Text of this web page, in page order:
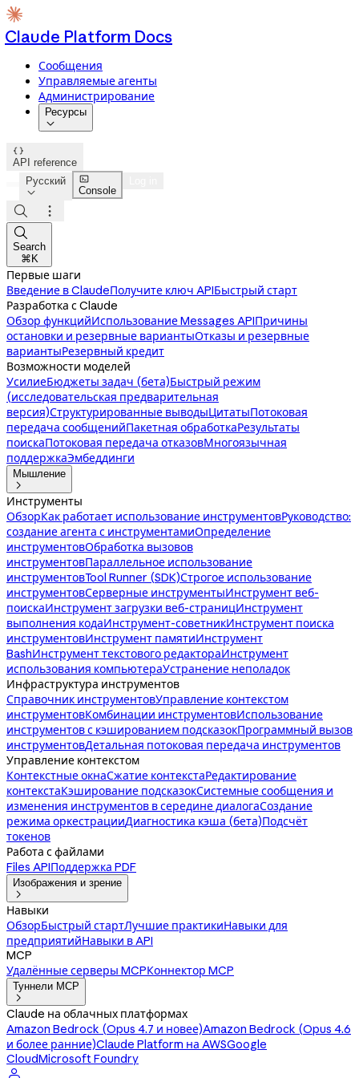
Claude Platform Docs
Сообщения
Управляемые агенты
Администрирование
Ресурсы


API reference
Русский


Console



Search
⌘K
Первые шаги
Введение в ClaudeПолучите ключ APIБыстрый старт
Разработка с Claude
Обзор функцийИспользование Messages APIПричины
остановки и резервные вариантыОтказы и резервные
вариантыРезервный кредит
Возможности моделей
УсилиеБюджеты задач (бета)Быстрый режим
(исследовательская предварительная
версия)Структурированные выводыЦитатыПотоковая
передача сообщенийПакетная обработкаРезультаты
поискаПотоковая передача отказовМногоязычная
поддержкаЭмбеддинги
Мышление

Инструменты
ОбзорКак работает использование инструментовРуководство:
создание агента с инструментамиОпределение
инструментовОбработка вызовов
инструментовПараллельное использование
инструментовTool Runner (SDK)Строгое использование
инструментовСерверные инструментыИнструмент веб-
поискаИнструмент загрузки веб-страницИнструмент
выполнения кодаИнструмент-советникИнструмент поиска
инструментовИнструмент памятиИнструмент
BashИнструмент текстового редактораИнструмент
использования компьютераУстранение неполадок
Инфраструктура инструментов
Справочник инструментовУправление контекстом
инструментовКомбинации инструментовИспользование
инструментов с кэшированием подсказокПрограммный вызов
инструментовДетальная потоковая передача инструментов
Управление контекстом
Контекстные окнаСжатие контекстаРедактирование
контекстаКэширование подсказокСистемные сообщения и
изменения инструментов в середине диалогаСоздание
режима оркестрацииДиагностика кэша (бета)Подсчёт
токенов
Работа с файлами
Files APIПоддержка PDF
Изображения и зрение

Навыки
ОбзорБыстрый стартЛучшие практикиНавыки для
предприятийНавыки в API
MCP
Удалённые серверы MCPКоннектор MCP
Туннели MCP

Claude на облачных платформах
Amazon Bedrock (Opus 4.7 и новее)Amazon Bedrock (Opus 4.6
и более ранние)Claude Platform на AWSGoogle
CloudMicrosoft Foundry
